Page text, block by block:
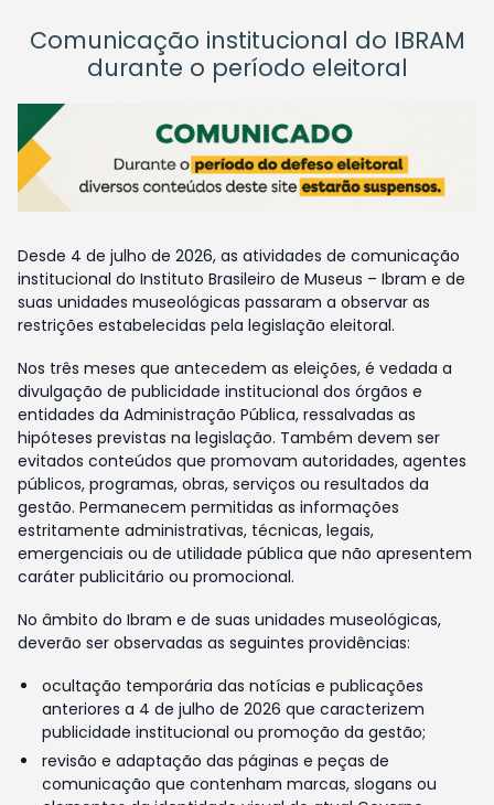
Comunicação institucional do IBRAM
durante o período eleitoral
Desde 4 de julho de 2026, as atividades de comunicação
institucional do Instituto Brasileiro de Museus – Ibram e de
suas unidades museológicas passaram a observar as
restrições estabelecidas pela legislação eleitoral.
Nos três meses que antecedem as eleições, é vedada a
divulgação de publicidade institucional dos órgãos e
entidades da Administração Pública, ressalvadas as
hipóteses previstas na legislação. Também devem ser
evitados conteúdos que promovam autoridades, agentes
públicos, programas, obras, serviços ou resultados da
gestão. Permanecem permitidas as informações
estritamente administrativas, técnicas, legais,
emergenciais ou de utilidade pública que não apresentem
caráter publicitário ou promocional.
No âmbito do Ibram e de suas unidades museológicas,
deverão ser observadas as seguintes providências:
ocultação temporária das notícias e publicações
anteriores a 4 de julho de 2026 que caracterizem
publicidade institucional ou promoção da gestão;
revisão e adaptação das páginas e peças de
comunicação que contenham marcas, slogans ou